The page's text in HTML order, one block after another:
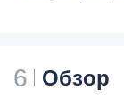
6 Обзор